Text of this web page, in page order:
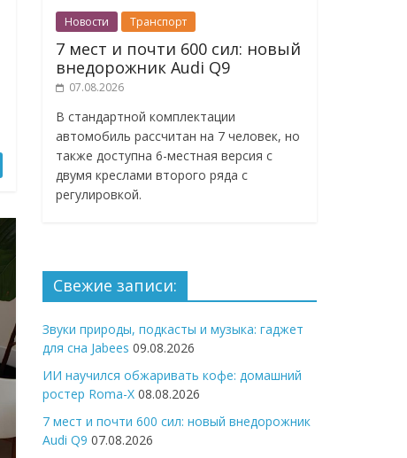
Новости Транспорт
7 мест и почти 600 сил: новый
внедорожник Audi Q9
07.08.2026
В стандартной комплектации
автомобиль рассчитан на 7 человек, но
также доступна 6-местная версия с
двумя креслами второго ряда с
регулировкой.
Свежие записи:
Звуки природы, подкасты и музыка: гаджет
для сна Jabees 09.08.2026
ИИ научился обжаривать кофе: домашний
ростер Roma-X 08.08.2026
7 мест и почти 600 сил: новый внедорожник
Audi Q9 07.08.2026